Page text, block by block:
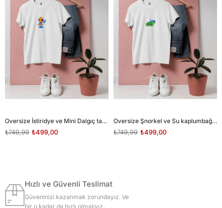
Oversize İstiridye ve Mini Dalgıç tasarım unisex T-shirt
₺499,00
₺749,99
Oversize Şnorkel ve Su kaplumbağası tasarım unisex T-shirt
₺499,00
₺749,99
Hızlı ve Güvenli Teslimat
Güveninizi kazanmak zorundayız. Ve
bir o kadar da hızlı olmalıyız.